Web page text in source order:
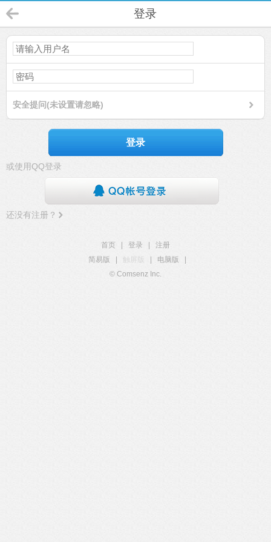
登录
安全提问(未设置请忽略)
登录
或使用QQ登录
还没有注册？
首页 登录
注册
简易版
触屏版 电脑版
© Comsenz Inc.